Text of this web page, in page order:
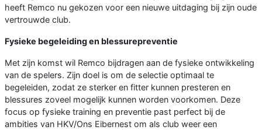
heeft Remco nu gekozen voor een nieuwe uitdaging bij zijn oude
vertrouwde club.
Fysieke begeleiding en blessurepreventie
Met zijn komst wil Remco bijdragen aan de fysieke ontwikkeling
van de spelers. Zijn doel is om de selectie optimaal te
begeleiden, zodat ze sterker en fitter kunnen presteren en
blessures zoveel mogelijk kunnen worden voorkomen. Deze
focus op fysieke training en preventie past perfect bij de
ambities van HKV/Ons Eibernest om als club weer een